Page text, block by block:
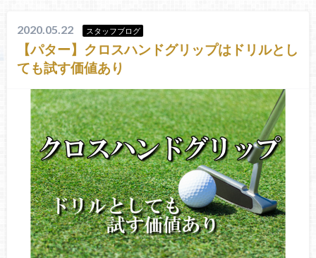
2020.05.22 スタッフブログ
【パター】クロスハンドグリップはドリルとし
ても試す価値あり